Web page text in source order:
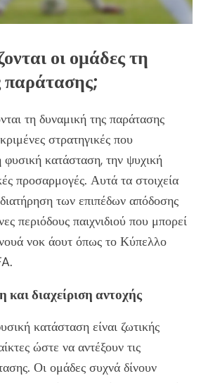
οι ομάδες τη
παράτασης;
τη δυναμική της παράτασης
στρατηγικές που
φυσική κατάσταση, την ψυχική
προσαρμογές. Αυτά τα στοιχεία
διατήρηση των επιπέδων απόδοσης
περιόδους παιχνιδιού που μπορεί
νοκ άουτ όπως το Κύπελλο
διαχείριση αντοχής
κατάσταση είναι ζωτικής
ώστε να αντέξουν τις
Οι ομάδες συχνά δίνουν